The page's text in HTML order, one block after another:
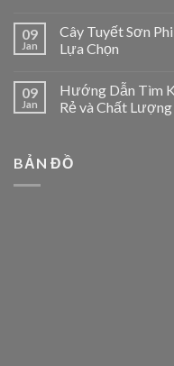
09
Jan
Cây Tuyết Sơn
Lựa Chọn
09
Jan
Hướng Dẫn Tìm
Rẻ và Chất Lượng
BẢN ĐỒ